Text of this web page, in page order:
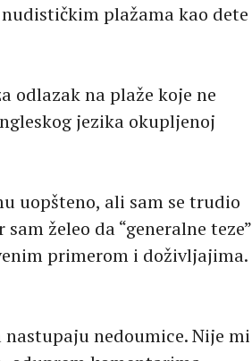
plažama kao dete
odlazak na plaže koje ne
jezika okupljenoj
uopšteno, ali sam se trudio
želeo da “generalne teze”
primerom i doživljajima.
nastupaju nedoumice. Nije mi